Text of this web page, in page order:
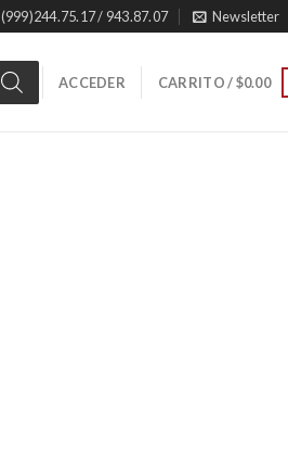
(999)244.75.17 / 943.87.07 Newsletter
ACCEDER CARRITO /$0.00